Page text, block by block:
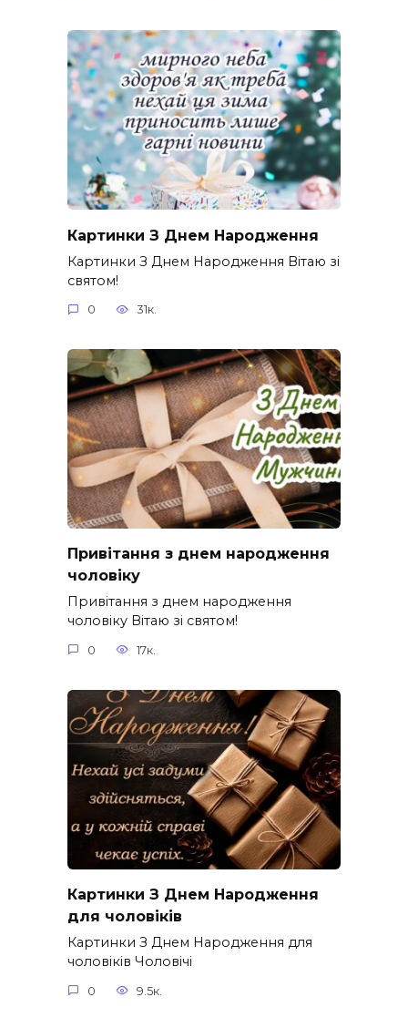
Картинки З Днем Народження
Картинки З Днем Народження Вітаю зі
святом!
0 31к.
Привітання з днем народження
чоловіку
Привітання з днем народження
чоловіку Вітаю зі святом!
0 17к.
Картинки З Днем Народження
для чоловіків​
Картинки З Днем Народження для
чоловіків​ Чоловічі
0 9.5к.